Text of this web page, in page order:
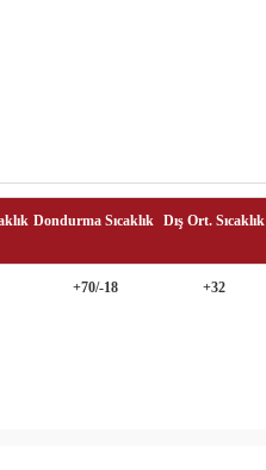
Dondurma Sıcaklık Dış Ort. Sıcaklık
+70/-18 +32